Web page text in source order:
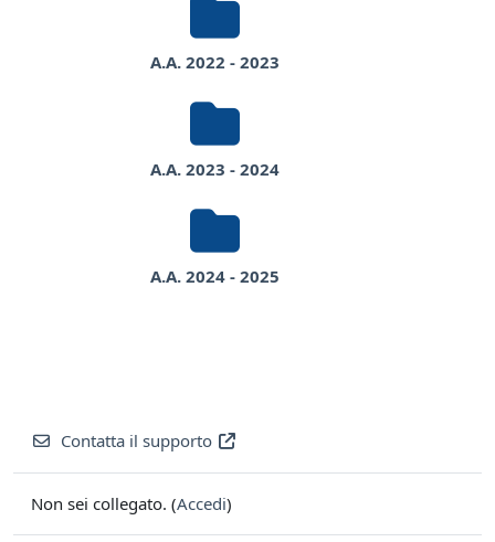
A.A. 2022 - 2023
A.A. 2023 - 2024
A.A. 2024 - 2025
Contatta il supporto
Non sei collegato. (Accedi)